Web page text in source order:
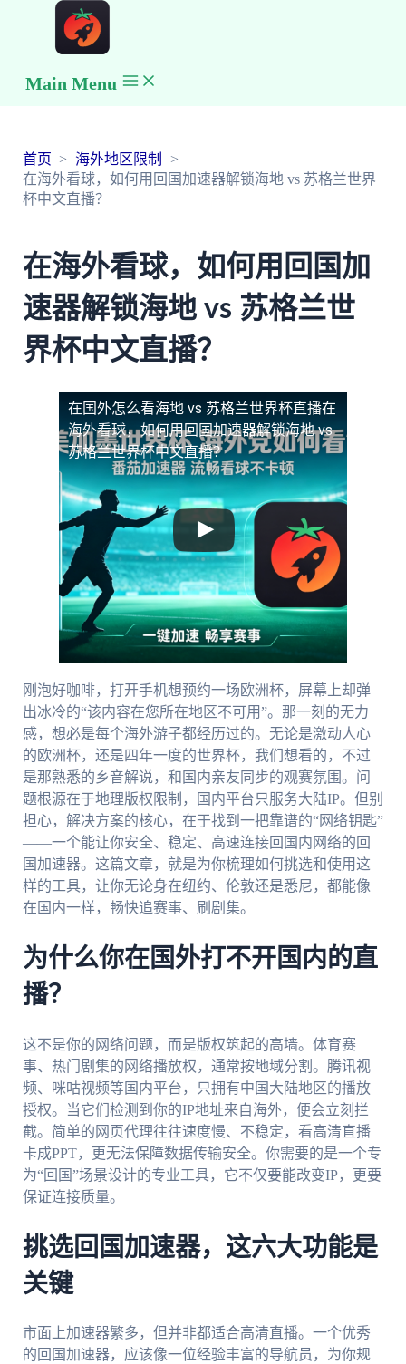
Main Menu
首页
海外地区限制
在海外看球，如何用回国加速器解锁海地 vs 苏格兰世界
杯中文直播？
在海外看球，如何用回国加
速器解锁海地 vs 苏格兰世
界杯中文直播？
在国外怎么看海地 vs 苏格兰世界杯直播在
海外看球，如何用回国加速器解锁海地 vs
苏格兰世界杯中文直播？
刚泡好咖啡，打开手机想预约一场欧洲杯，屏幕上却弹
出冰冷的“该内容在您所在地区不可用”。那一刻的无力
感，想必是每个海外游子都经历过的。无论是激动人心
的欧洲杯，还是四年一度的世界杯，我们想看的，不过
是那熟悉的乡音解说，和国内亲友同步的观赛氛围。问
题根源在于地理版权限制，国内平台只服务大陆IP。但别
担心，解决方案的核心，在于找到一把靠谱的“网络钥匙”
——一个能让你安全、稳定、高速连接回国内网络的回
国加速器。这篇文章，就是为你梳理如何挑选和使用这
样的工具，让你无论身在纽约、伦敦还是悉尼，都能像
在国内一样，畅快追赛事、刷剧集。
为什么你在国外打不开国内的直
播？
这不是你的网络问题，而是版权筑起的高墙。体育赛
事、热门剧集的网络播放权，通常按地域分割。腾讯视
频、咪咕视频等国内平台，只拥有中国大陆地区的播放
授权。当它们检测到你的IP地址来自海外，便会立刻拦
截。简单的网页代理往往速度慢、不稳定，看高清直播
卡成PPT，更无法保障数据传输安全。你需要的是一个专
为“回国”场景设计的专业工具，它不仅要能改变IP，更要
保证连接质量。
挑选回国加速器，这六大功能是
关键
市面上加速器繁多，但并非都适合高清直播。一个优秀
的回国加速器，应该像一位经验丰富的导航员，为你规